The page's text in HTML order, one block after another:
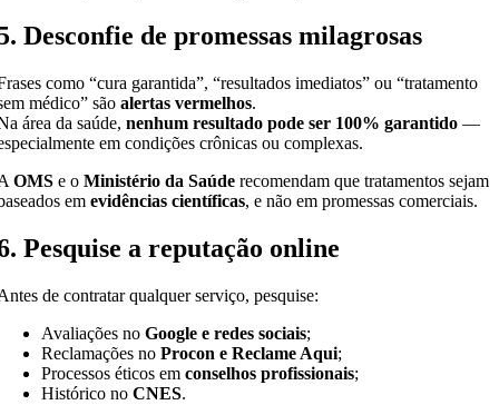
Desconfie de promessas milagrosas
como “cura garantida”, “resultados imediatos” ou “tratamento
médico” sãoalertas vermelhos.
área da saúde,nenhum resultado pode ser 100% garantido —
em condições crônicas ou complexas.
OMS e oMinistério da Saúde recomendam que tratamentos sejam
emevidências científicas, e não em promessas comerciais.
Pesquise a reputação online
de contratar qualquer serviço, pesquise:
Avaliações noGoogle e redes sociais;
Reclamações noProcon e Reclame Aqui;
Processos éticos emconselhos profissionais;
Histórico noCNES.